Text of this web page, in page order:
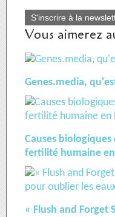
S'inscrire à la
Vous aimerez
Genes.media,
Causes
fertilité humaine
« Flush and Forget